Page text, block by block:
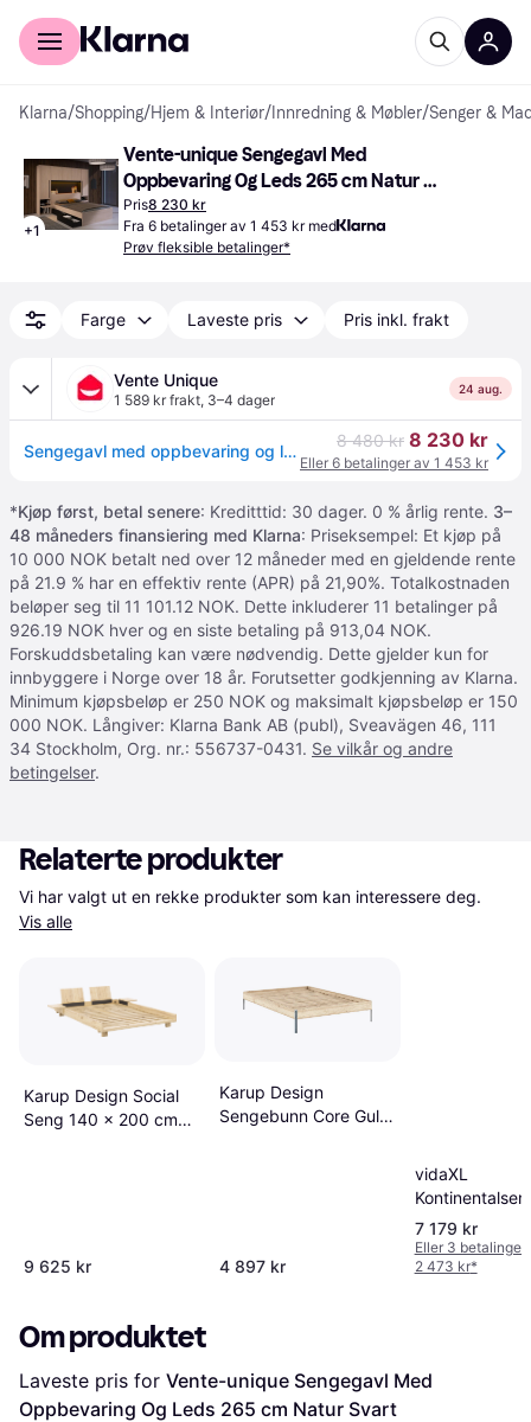
For kunder
Klarna/Shopping/Hjem & Interiør/ Innredning & Møbler/Senger &
+1
Vente-unique Sengegavl Med
Oppbevaring Og Leds 265 cm Natur
Svart Rammemadrass
Pris8 230 kr
Fra 6 betalinger av 1 453 kr med
Prøv fleksible betalinger*
Farge Laveste pris Pris inkl. frakt
Vente Unique
1 589 kr frakt, 3–4 dager
24 aug.
Sengegavl med oppbevaring og leds 265 cm natur og svart VELONA 8 480 kr 8 230 kr
Eller 6 betalinger av 1 453 kr
*Kjøp først, betal senere: Kreditttid: 30 dager. 0 % årlig rente. 3–
48 måneders finansiering med Klarna: Priseksempel: Et kjøp på
10 000 NOK betalt ned over 12 måneder med en gjeldende rente
på 21.9 % har en effektiv rente (APR) på 21,90%. Totalkostnaden
beløper seg til 11 101.12 NOK. Dette inkluderer 11 betalinger på
926.19 NOK hver og en siste betaling på 913,04 NOK.
Forskuddsbetaling kan være nødvendig. Dette gjelder kun for
innbyggere i Norge over 18 år. Forutsetter godkjenning av Klarna.
Minimum kjøpsbeløp er 250 NOK og maksimalt kjøpsbeløp er 150
000 NOK. Långiver: Klarna Bank AB (publ), Sveavägen 46, 111
34 Stockholm, Org. nr.: 556737-0431. Se vilkår og andre
betingelser.
Relaterte produkter
Vis alle
Karup Design Social
Seng 140 x 200 cm
9 625 kr
Karup Design
Sengebunn Core Gul
4 897 kr
vidaXL
Svart Madrass
140x200 cm
7 179 kr
Eller 3 betalinger
2 473 kr*
Om produktet
Laveste pris for Vente-unique Sengegavl Med
Oppbevaring Og Leds 265 cm Natur Svart